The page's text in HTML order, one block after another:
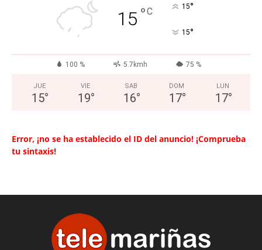
15 °C 15°
15°
100 % 5.7kmh 75 %
JUE
15°
VIE
19°
SAB
16°
DOM
17°
LUN
17°
Error, ¡no se ha establecido el ID del anuncio! ¡Comprueba
tu sintaxis!